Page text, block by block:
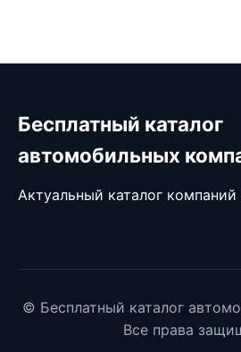
Бесплатный каталог
автомобильных
Актуальный каталог
© Бесплатный каталог
Все права